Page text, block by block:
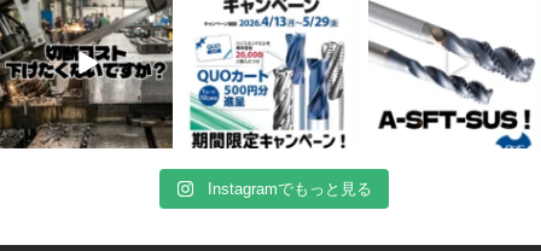
10 0 10 0
Instagramでもっと見る